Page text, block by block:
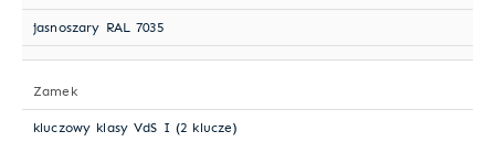
jasnoszary RAL 7035
Zamek
kluczowy klasy VdS I (2 klucze)